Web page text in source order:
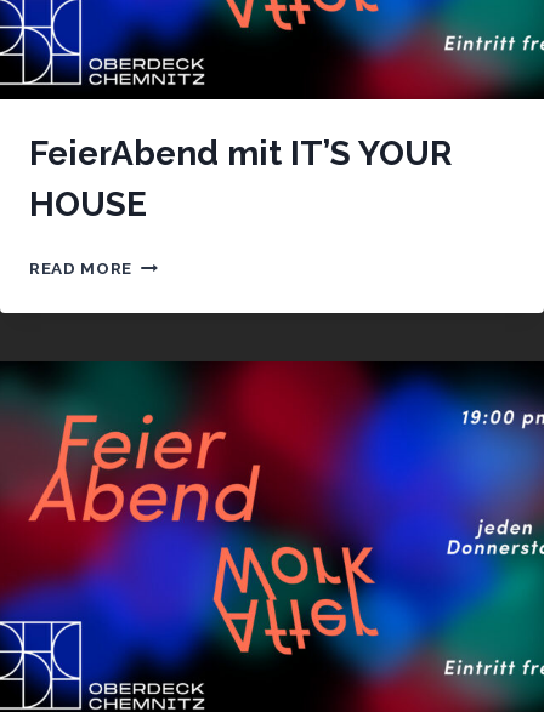
FeierAbend mit IT’S YOUR
HOUSE
READ MORE FEIERABEND
IT’S
HOUSE